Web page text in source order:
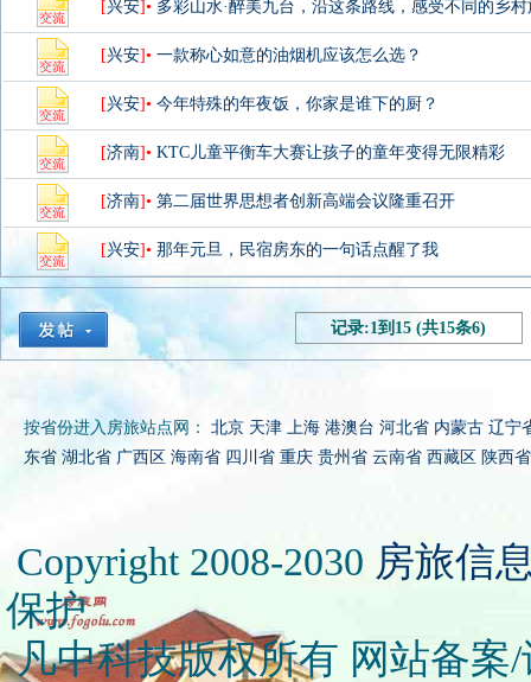
[兴安]• 多彩山水·醉美九台，沿这条路线，感受不同的乡
[兴安]• 一款称心如意的油烟机应该怎么选？
[兴安]• 今年特殊的年夜饭，你家是谁下的厨？
[济南]• KTC儿童平衡车大赛让孩子的童年变得无限精彩
[济南]• 第二届世界思想者创新高端会议隆重召开
[兴安]• 那年元旦，民宿房东的一句话点醒了我
记录:1到15 (共15条6)
按省份进入房旅站点网： 北京 天津 上海 港澳台 河北省 内蒙古 辽宁
东省 湖北省 广西区 海南省 四川省 重庆 贵州省 云南省 西藏区 陕西省
Copyright 2008-2030 房旅信
保护
凡中科技版权所有 网站备案/